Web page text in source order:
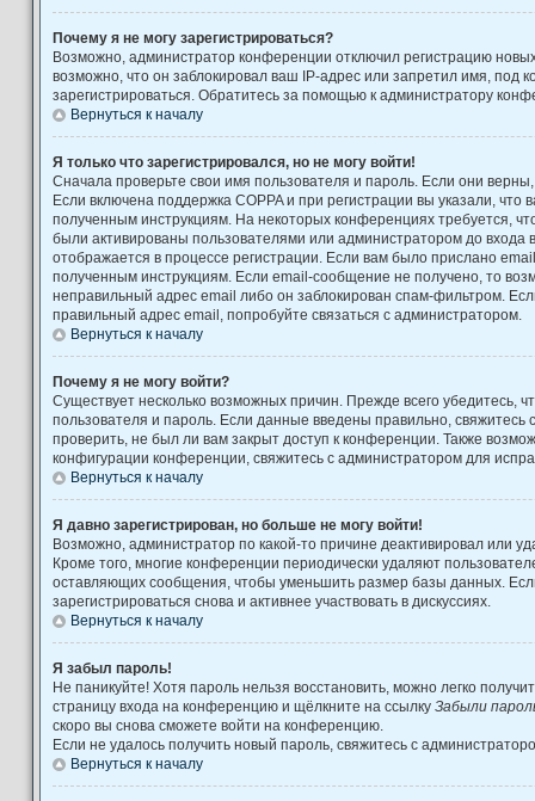
Почему я не могу зарегистрироваться?
Возможно, администратор конференции отключил регистрацию
возможно, что он заблокировал ваш IP-адрес или запретил имя, под
зарегистрироваться. Обратитесь за помощью к администратору
Вернуться к началу
Я только что зарегистрировался, но не могу войти!
Сначала проверьте свои имя пользователя и пароль. Если они
Если включена поддержка COPPA и при регистрации вы указали, что
полученным инструкциям. На некоторых конференциях требуется,
были активированы пользователями или администратором до входа
отображается в процессе регистрации. Если вам было прислано
полученным инструкциям. Если email-сообщение не получено, то
неправильный адрес email либо он заблокирован спам-фильтром.
правильный адрес email, попробуйте связаться с администратором.
Вернуться к началу
Почему я не могу войти?
Существует несколько возможных причин. Прежде всего убедитесь,
пользователя и пароль. Если данные введены правильно, свяжитесь
проверить, не был ли вам закрыт доступ к конференции. Также
конфигурации конференции, свяжитесь с администратором для
Вернуться к началу
Я давно зарегистрирован, но больше не могу войти!
Возможно, администратор по какой-то причине деактивировал или
Кроме того, многие конференции периодически удаляют
оставляющих сообщения, чтобы уменьшить размер базы данных.
зарегистрироваться снова и активнее участвовать в дискуссиях.
Вернуться к началу
Я забыл пароль!
Не паникуйте! Хотя пароль нельзя восстановить, можно легко
страницу входа на конференцию и щёлкните на ссылку Забыли
скоро вы снова сможете войти на конференцию.
Если не удалось получить новый пароль, свяжитесь с
Вернуться к началу